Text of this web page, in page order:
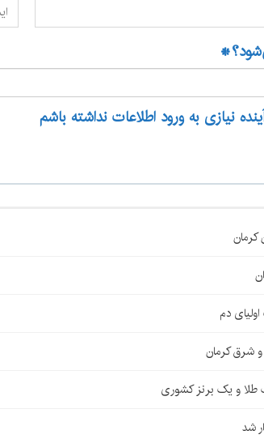
*
نیازی به ورود اطلاعات نداشته باشم
کرمان
دم
شرق کرمان
و یک برنز کشوری
شد